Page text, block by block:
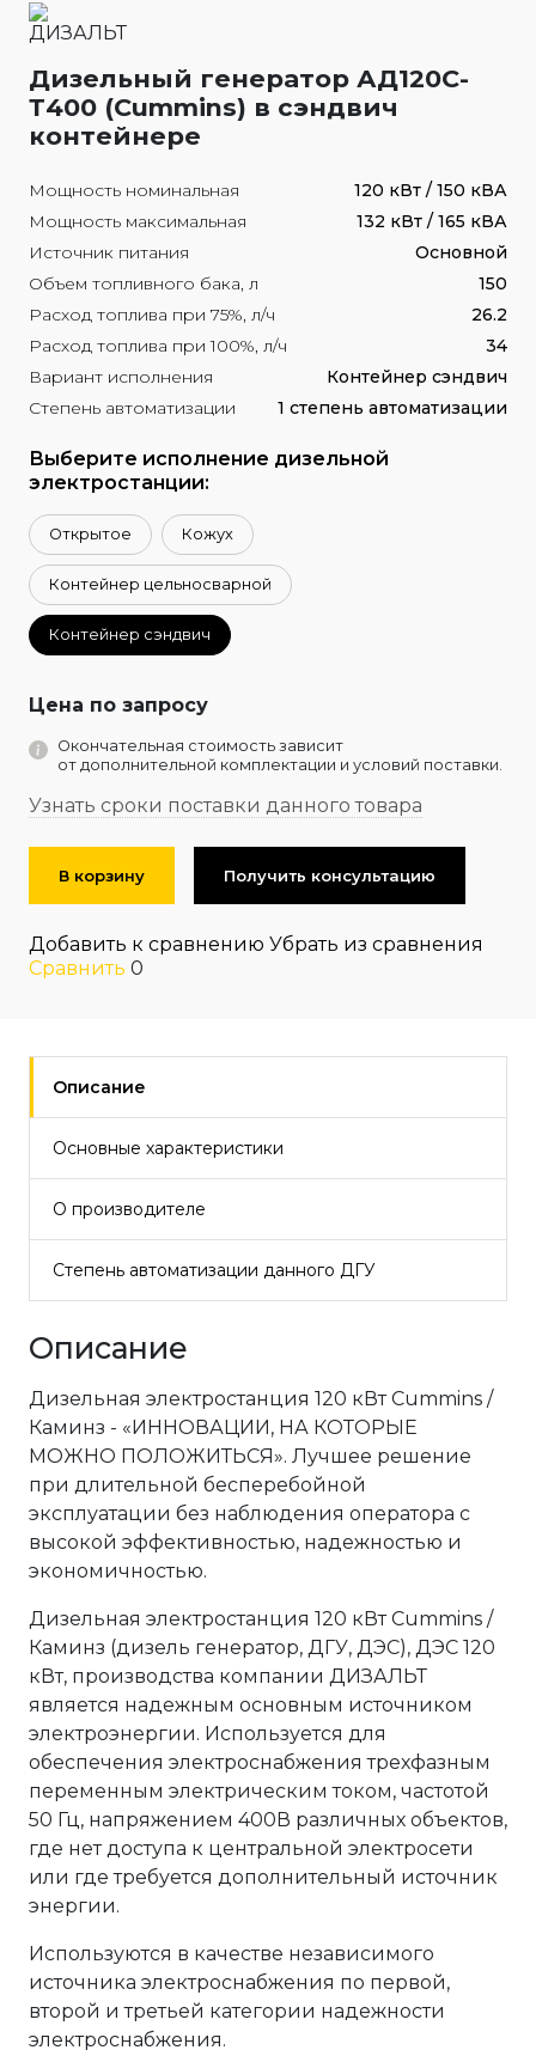
Дизельный генератор АД120С-
Т400 (Cummins) в сэндвич
контейнере
Мощность номинальная
120 кВт / 150 кВА
Мощность максимальная
132 кВт / 165 кВА
Источник питания
Основной
Объем топливного бака, л
150
Расход топлива при 75%, л/ч
26.2
Расход топлива при 100%, л/ч
34
Вариант исполнения
Контейнер сэндвич
Степень автоматизации
1 степень автоматизации
Выберите исполнение дизельной
электростанции:
Открытое Кожух
Контейнер цельносварной
Контейнер сэндвич
Цена по запросу
Окончательная стоимость зависит
от дополнительной комплектации и условий поставки.
Узнать сроки поставки данного товара
В корзину Получить консультацию
Добавить к сравнению Убрать из сравнения
Сравнить 0
Описание
Основные характеристики
О производителе
Степень автоматизации данного ДГУ
Описание
Дизельная электростанция 120 кВт Cummins /
Каминз - «ИННОВАЦИИ, НА КОТОРЫЕ
МОЖНО ПОЛОЖИТЬСЯ». Лучшее решение
при длительной бесперебойной
эксплуатации без наблюдения оператора с
высокой эффективностью, надежностью и
экономичностью.
Дизельная электростанция 120 кВт Cummins /
Каминз (дизель генератор, ДГУ, ДЭС), ДЭС 120
кВт, производства компании ДИЗАЛЬТ
является надежным основным источником
электроэнергии. Используется для
обеспечения электроснабжения трехфазным
переменным электрическим током, частотой
50 Гц, напряжением 400В различных объектов,
где нет доступа к центральной электросети
или где требуется дополнительный источник
энергии.
Используются в качестве независимого
источника электроснабжения по первой,
второй и третьей категории надежности
электроснабжения.